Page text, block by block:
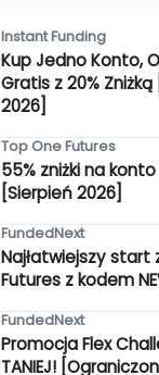
Instant Funding
Kup Jedno Konto,
Gratis z 20%
2026]
Top One Futures
55% zniżki na
[Sierpień 2026]
FundedNext
Najłatwiejszy start
Futures z kodem
FundedNext
Promocja Flex
TANIEJ!